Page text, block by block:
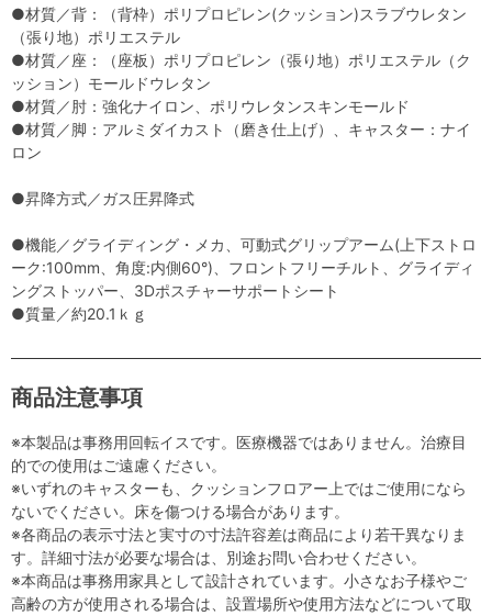
●材質／背：（背枠）ポリプロピレン(クッション)スラブウレタン
（張り地）ポリエステル
●材質／座：（座板）ポリプロピレン（張り地）ポリエステル（ク
ッション）モールドウレタン
●材質／肘：強化ナイロン、ポリウレタンスキンモールド
●材質／脚：アルミダイカスト（磨き仕上げ）、キャスター：ナイ
ロン
●昇降方式／ガス圧昇降式
●機能／グライディング・メカ、可動式グリップアーム(上下ストロ
ーク:100mm、角度:内側60°)、フロントフリーチルト、グライディ
ングストッパー、3Dポスチャーサポートシート
●質量／約20.1ｋｇ
商品注意事項
※本製品は事務用回転イスです。医療機器ではありません。治療目
的での使用はご遠慮ください。
※いずれのキャスターも、クッションフロアー上ではご使用になら
ないでください。床を傷つける場合があります。
※各商品の表示寸法と実寸の寸法許容差は商品により若干異なりま
す。詳細寸法が必要な場合は、別途お問い合わせください。
※本商品は事務用家具として設計されています。小さなお子様やご
高齢の方が使用される場合は、設置場所や使用方法などについて取